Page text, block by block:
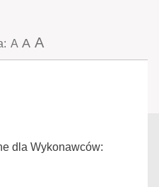
A A A
dla Wykonawców: